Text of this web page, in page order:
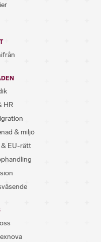
HR
& miljö
EU-rätt